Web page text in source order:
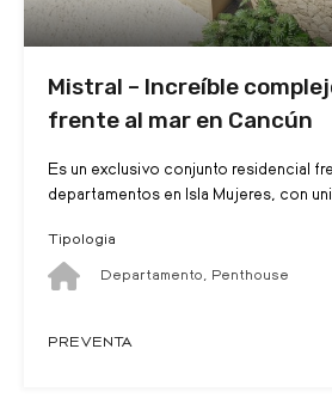
Mistral – Increíble
frente al mar en Cancún
Es un exclusivo conjunto residencial
departamentos en Isla Mujeres, con
Tipologia
Departamento, Penthouse
PREVENTA